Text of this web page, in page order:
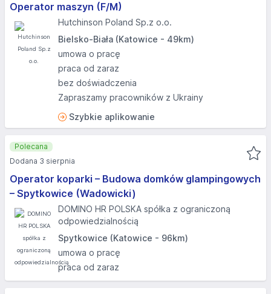
Operator maszyn (F/M)
Hutchinson Poland Sp.z o.o.
Bielsko-Biała (Katowice - 49km)
umowa o pracę
praca od zaraz
bez doświadczenia
Zapraszamy pracowników z Ukrainy
Szybkie aplikowanie
Operator koparki – Budowa domków glampingowych
– Spytkowice (Wadowicki)
DOMINO HR POLSKA spółka z ograniczoną
odpowiedzialnością
Spytkowice (Katowice - 96km)
umowa o pracę
praca od zaraz
Polecana
Dodana 3 sierpnia